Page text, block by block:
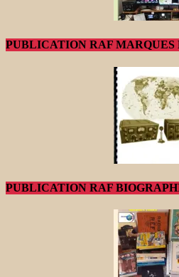
PUBLICATION RAF MARQUES
PUBLICATION RAF